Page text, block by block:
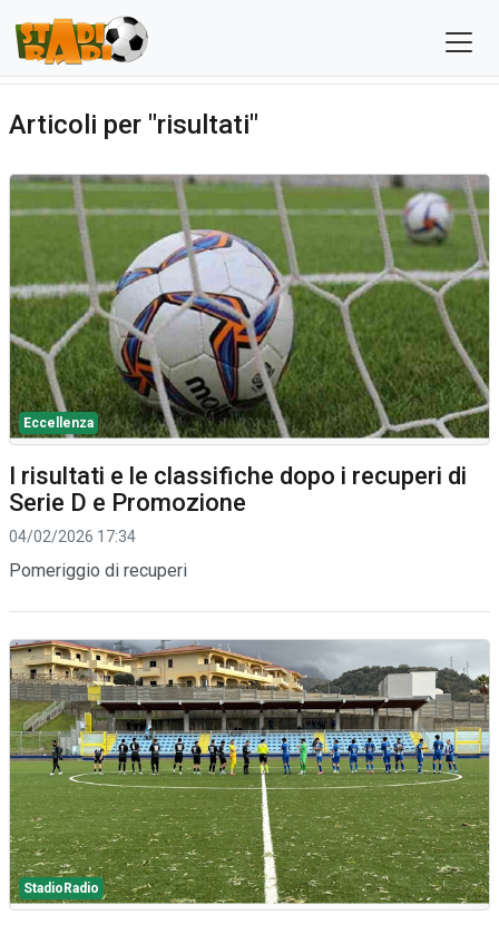
Articoli per "risultati"
Eccellenza
I risultati e le classifiche dopo i recuperi di
Serie D e Promozione
04/02/2026 17:34
Pomeriggio di recuperi
StadioRadio